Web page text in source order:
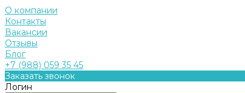
О компании
Контакты
Вакансии
Отзывы
Блог
+7 (988) 059 35 45
Заказать звонок
Логин